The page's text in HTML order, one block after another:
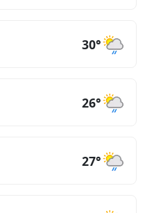
30°
26°
27°